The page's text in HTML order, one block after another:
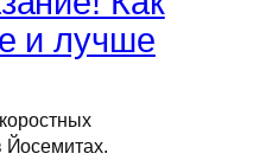
и лучше
Йосемитах.